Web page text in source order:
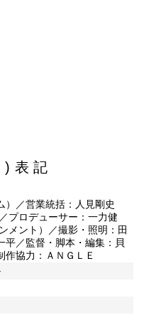
表記
）／営業統括：人見剛史
プロデューサー：一力健
メント）／撮影・照明：田
平／監督・脚本・編集：貝
作協力：ＡＮＧＬＥ